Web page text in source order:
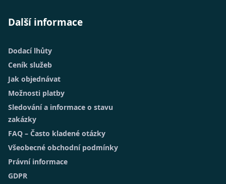
Další informace
Dodací lhůty
Ceník služeb
Jak objednávat
Možnosti platby
Sledování a informace o stavu
zakázky
FAQ – Často kladené otázky
Všeobecné obchodní podmínky
Právní informace
GDPR